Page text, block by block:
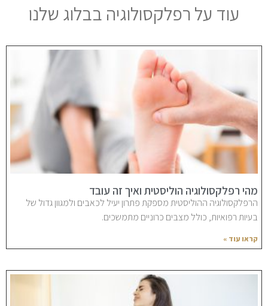
עוד על רפלקסולוגיה בבלוג שלנו
מהי רפלקסולוגיה הוליסטית ואיך זה עובד
הרפלקסולוגיה ההוליסטית מספקת פתרון יעיל לכאבים ולמגוון גדול של
בעיות רפואיות, כולל מצבים כרוניים מתמשכים.
קראו עוד »